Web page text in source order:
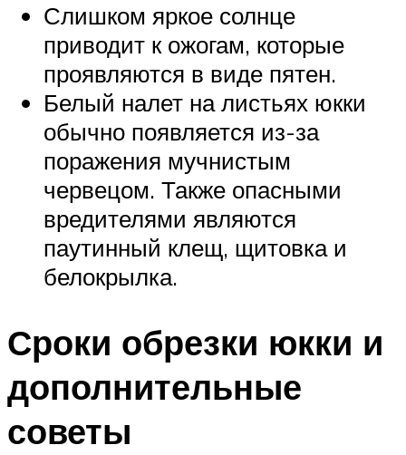
Слишком яркое солнце
приводит к ожогам, которые
проявляются в виде пятен.
Белый налет на листьях юкки
обычно появляется из-за
поражения мучнистым
червецом. Также опасными
вредителями являются
паутинный клещ, щитовка и
белокрылка.
Сроки обрезки юкки и
дополнительные
советы